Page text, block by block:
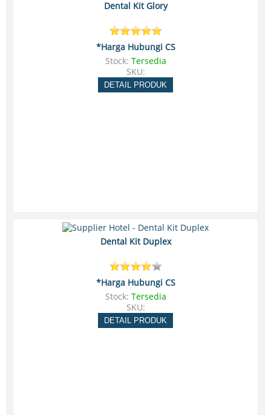
Dental Kit Glory
*Harga Hubungi CS
Stock: Tersedia
SKU:
DETAIL PRODUK
Dental Kit Duplex
*Harga Hubungi CS
Stock: Tersedia
SKU:
DETAIL PRODUK